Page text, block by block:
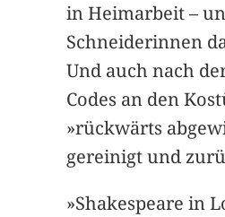
in Heimarbeit –
Schneiderinnen
Und auch nach
Codes an den
»rückwärts
gereinigt und
»Shakespeare in